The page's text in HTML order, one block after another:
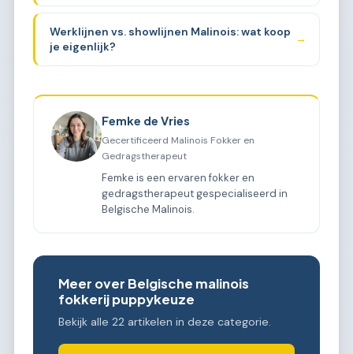
Werklijnen vs. showlijnen Malinois: wat koop
je eigenlijk?
→
Femke de Vries
Gecertificeerd Malinois Fokker en
Gedragstherapeut
Femke is een ervaren fokker en
gedragstherapeut gespecialiseerd in
Belgische Malinois.
Meer over Belgische malinois
fokkerij puppykeuze
Bekijk alle 22 artikelen in deze categorie.